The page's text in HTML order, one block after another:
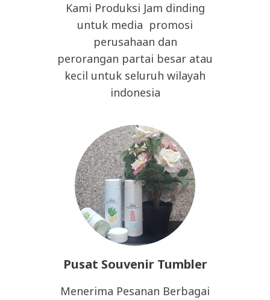
Kami Produksi Jam dinding
untuk media promosi
perusahaan dan
perorangan partai besar atau
kecil untuk seluruh wilayah
indonesia
Pusat Souvenir Tumbler
Menerima Pesanan Berbagai